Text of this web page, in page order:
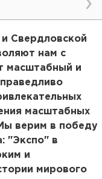
Свердловской
нам с
масштабный и
масштабных
верим в победу
"Экспо" в
и
мирового